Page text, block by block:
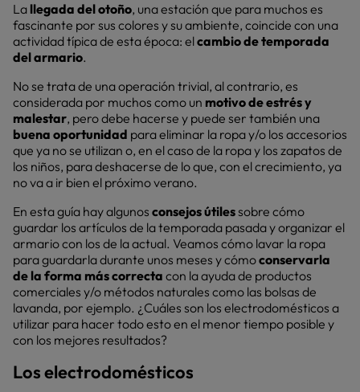
La llegada del otoño, una estación que para muchos es
fascinante por sus colores y su ambiente, coincide con una
actividad típica de esta época: elcambio de temporada
del armario.
No se trata de una operación trivial, al contrario, es
considerada por muchos como un motivo de estrés y
malestar, pero debe hacerse y puede ser también una
buena oportunidad para eliminar la ropa y/o los accesorios
que ya no se utilizan o, en el caso de la ropa y los zapatos de
los niños, para deshacerse de lo que, con el crecimiento, ya
no va a ir bien el próximo verano.
En esta guía hay algunos consejos útilessobre cómo
guardar los artículos de la temporada pasada y organizar el
armario con los de la actual. Veamos cómo lavar la ropa
para guardarla durante unos meses y cómoconservarla
de la forma más correcta con la ayuda de productos
comerciales y/o métodos naturales como las bolsas de
lavanda, por ejemplo. ¿Cuáles son los electrodomésticos a
utilizar para hacer todo esto en el menor tiempo posible y
con los mejores resultados?
Los electrodomésticos